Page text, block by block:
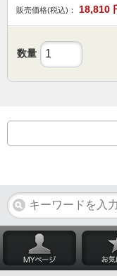
販売価格(税込)： 18,810
数量